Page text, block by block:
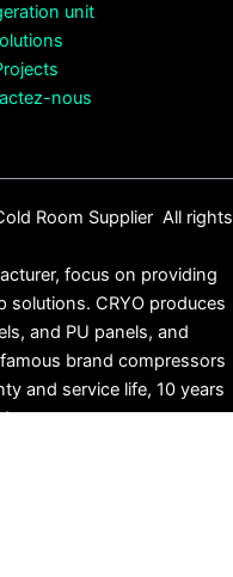
unit
nous
Room Supplier All rights
focus on providing
CRYO produces
and PU panels, and
brand compressors
and service life, 10 years